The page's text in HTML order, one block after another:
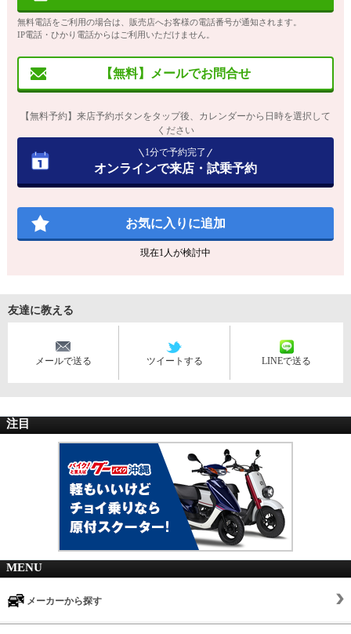
無料電話をご利用の場合は、販売店へお客様の電話番号が通知されます。
IP電話・ひかり電話からはご利用いただけません。
【無料】メールでお問合せ
【無料予約】来店予約ボタンをタップ後、カレンダーから日時を選択して
ください
1分で予約完了
オンラインで来店・試乗予約
お気に入りに追加
現在1人が検討中
友達に教える
メールで送る ツイートする LINEで送る
注目
MENU
メーカーから探す